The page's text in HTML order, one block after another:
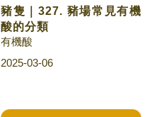
豬隻｜327. 豬場常見有機
酸的分類
有機酸
2025-03-06